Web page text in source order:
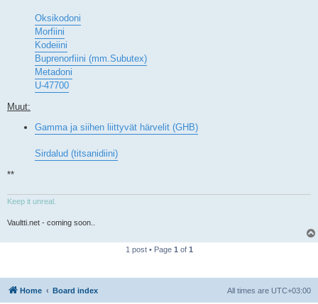
Oksikodoni
Morfiini
Kodeiini
Buprenorfiini (mm.Subutex)
Metadoni
U-47700
Muut:
Gamma ja siihen liittyvät härvelit (GHB)
Sirdalud (titsanidiini)
**
Keep it unreal.
Vaultti.net - coming soon..
1 post • Page 1 of 1
Home Board index All times are UTC+03:00